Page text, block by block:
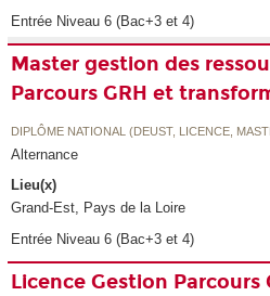
Entrée Niveau 6 (Bac+3 et 4)
Master gestion des
Parcours GRH et
DIPLÔME NATIONAL (DEUST, LICENCE,
Alternance
Lieu(x)
Grand-Est, Pays de la Loire
Entrée Niveau 6 (Bac+3 et 4)
Licence Gestion Parcours